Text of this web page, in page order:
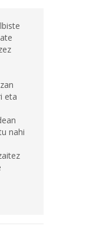
eta
nahi